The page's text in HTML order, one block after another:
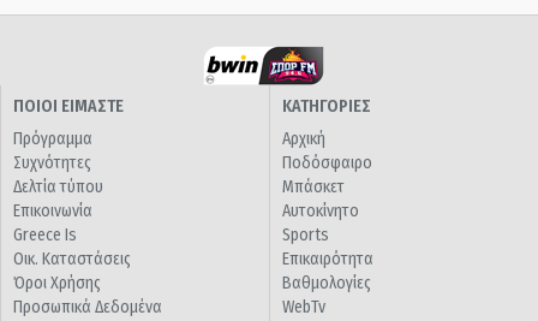
ΠΟΙΟΙ ΕΙΜΑΣΤΕ
Πρόγραμμα
Συχνότητες
Δελτία τύπου
Επικοινωνία
Greece Is
Οικ. Καταστάσεις
Όροι Χρήσης
Προσωπικά Δεδομένα
ΚΑΤΗΓΟΡΙΕΣ
Αρχική
Ποδόσφαιρο
Μπάσκετ
Αυτοκίνητο
Sports
Επικαιρότητα
Βαθμολογίες
WebTv